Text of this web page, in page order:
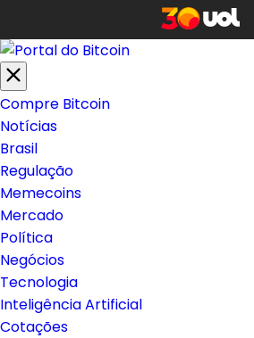
Compre Bitcoin
Notícias
Brasil
Regulação
Memecoins
Mercado
Política
Negócios
Tecnologia
Inteligência Artificial
Cotações